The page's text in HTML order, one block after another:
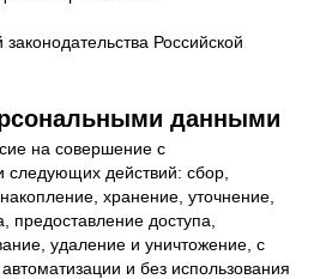
Российской
данными
на совершение с
действий: сбор,
хранение, уточнение,
предоставление доступа,
удаление и уничтожение, с
и без использования